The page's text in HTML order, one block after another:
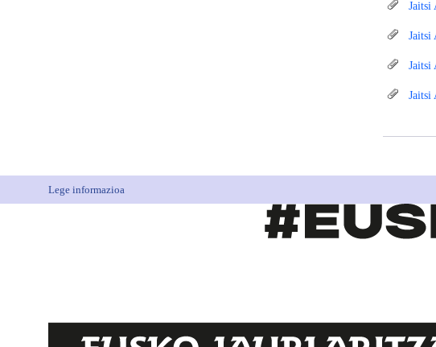
Jaitsi
Jaitsi
Jaitsi
Jaitsi
Lege informazioa